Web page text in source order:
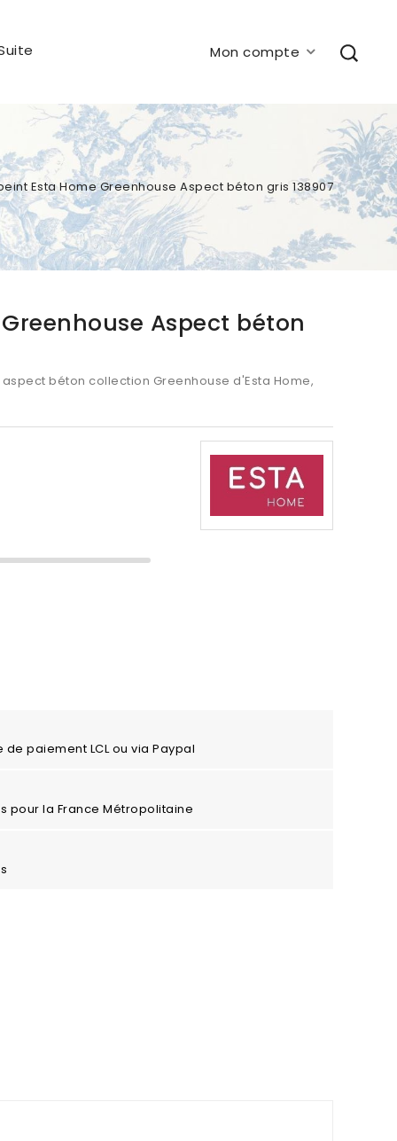
Mon compte
Esta Home Greenhouse Aspect béton gris 138907
Aspect béton
béton collection Greenhouse d'Esta Home,
paiement LCL ou via Paypal
pour la France Métropolitaine